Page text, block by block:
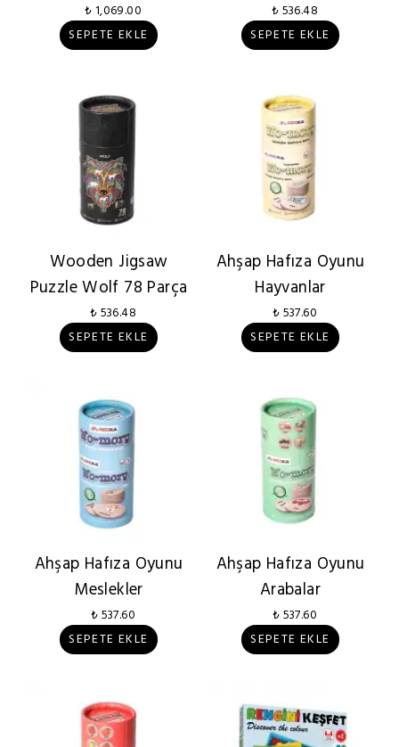
₺ 1,069.00
SEPETE EKLE
₺ 536.48
SEPETE EKLE
Wooden Jigsaw
Puzzle Wolf 78 Parça
₺ 536.48
SEPETE EKLE
Ahşap Hafıza Oyunu
Hayvanlar
₺ 537.60
SEPETE EKLE
Ahşap Hafıza Oyunu
Meslekler
₺ 537.60
SEPETE EKLE
Ahşap Hafıza Oyunu
Arabalar
₺ 537.60
SEPETE EKLE